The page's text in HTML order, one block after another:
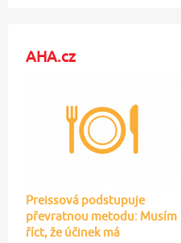
AHA.cz
Preissová podstupuje
převratnou metodu: Musím
říct, že účinek má